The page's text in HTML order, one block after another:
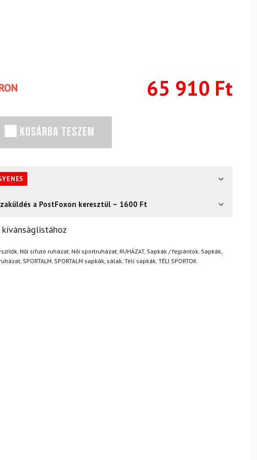
65 910 Ft
KOSÁRBA TESZEM
a PostFoxon keresztül – 1600 Ft
Semmi gond – a terméket egyszerűen visszaküldheti 14
nélkül.
, Női sífutó ruházat, Női sportruházat, RUHÁZAT, Sapkák / fejpántok, Sapkák,
, SPORTALM SPORTALM sapkák, sálak, Téli sapkák, TÉLI SPORTOK